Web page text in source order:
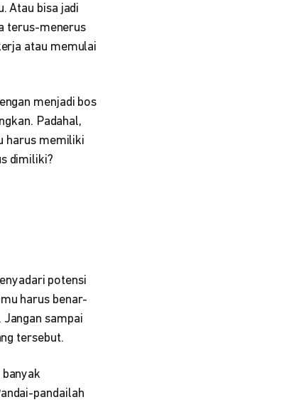
Atau bisa jadi
terus-menerus
atau memulai
menjadi bos
Padahal,
harus memiliki
dimiliki?
potensi
harus benar-
sampai
tersebut.
pandailah